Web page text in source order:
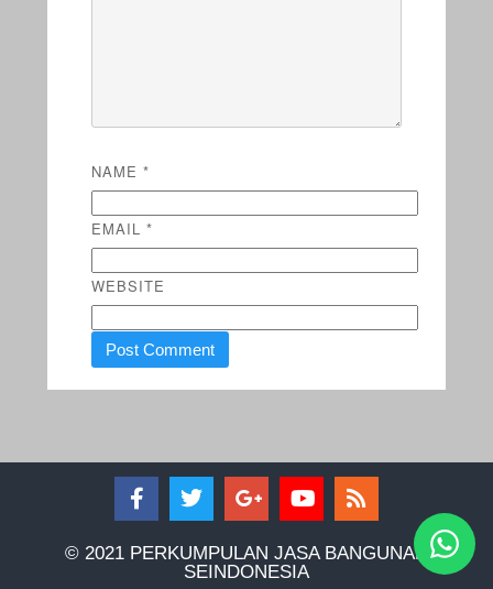
NAME *
EMAIL *
WEBSITE
© 2021 PERKUMPULAN JASA BANGUNAN
SEINDONESIA